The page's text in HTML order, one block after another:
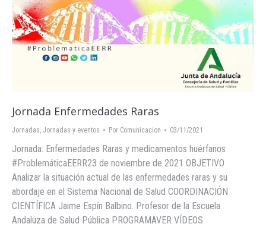
Jornada Enfermedades Raras
Jornadas, Jornadas y eventos Por Comunicacion 03/11/2021
Jornada: Enfermedades Raras y medicamentos huérfanos
#ProblemáticaEERR23 de noviembre de 2021 OBJETIVO
Analizar la situación actual de las enfermedades raras y su
abordaje en el Sistema Nacional de Salud COORDINACIÓN
CIENTÍFICA Jaime Espín Balbino. Profesor de la Escuela
Andaluza de Salud Pública PROGRAMAVER VÍDEOS